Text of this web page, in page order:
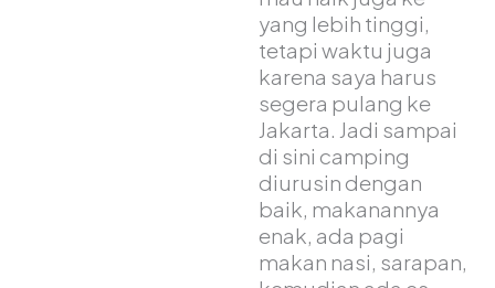
yang lebih tinggi,
tetapi waktu juga
karena saya harus
segera pulang ke
Jakarta. Jadi sampai
di sini camping
diurusin dengan
baik, makanannya
enak, ada pagi
makan nasi, sarapan,